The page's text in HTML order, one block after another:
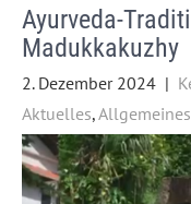
Ayurveda-
Madukkakuzhy
2. Dezember 2024 |
Aktuelles,Allgemeines